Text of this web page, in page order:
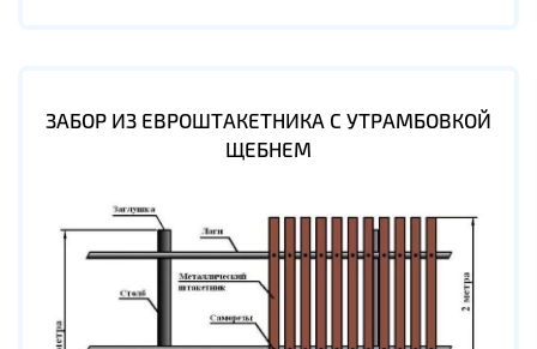
ЗАБОР ИЗ ЕВРОШТАКЕТНИКА С УТРАМБОВКОЙ
ЩЕБНЕМ